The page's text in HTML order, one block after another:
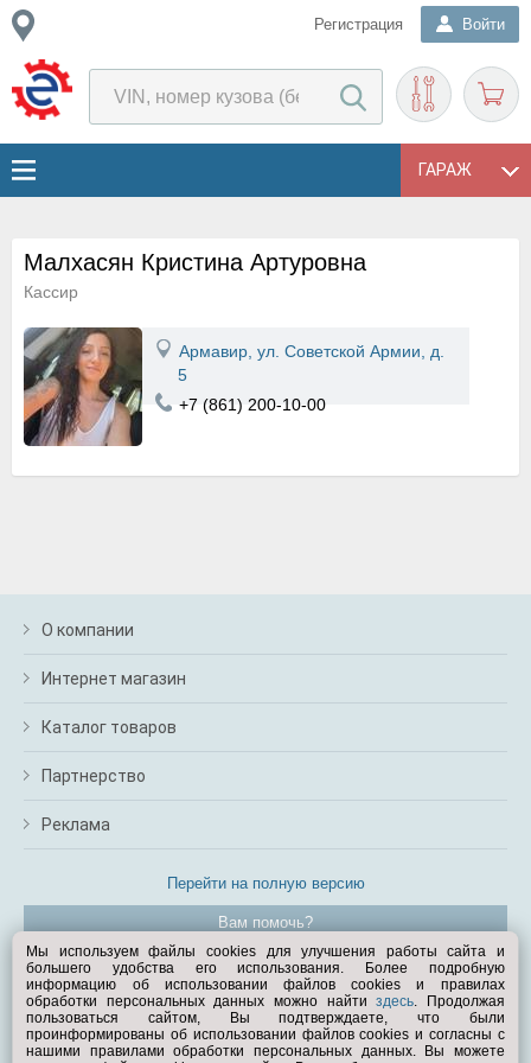
Регистрация Войти
ГАРАЖ
Малхасян Кристина Артуровна
Кассир
Армавир, ул. Советской Армии, д.
5
+7 (861) 200-10-00
О компании
Интернет магазин
Каталог товаров
Партнерство
Реклама
Перейти на полную версию
Вам помочь?
© Exist.ru 1998—2026
Мы используем файлы cookies для улучшения работы сайта и
большего удобства его использования. Более подробную
информацию об использовании файлов cookies и правилах
обработки персональных данных можно найтиздесь. Продолжая
пользоваться сайтом, Вы подтверждаете, что были
проинформированы об использовании файлов cookies и согласны с
нашими правилами обработки персональных данных. Вы можете